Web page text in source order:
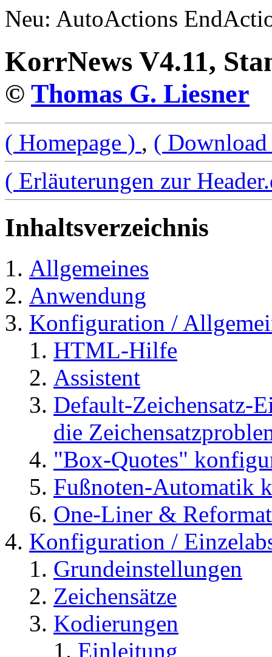
Neu: AutoActions
KorrNews V4.11,
© Thomas G. Liesner
( Homepage ) , (
( Erläuterungen zur
Inhaltsverzeichnis
Allgemeines
Anwendung
Konfiguration /
HTML-Hilfe
Assistent
Default-Zeichensatz-
die
"Box-Quotes"
Fußnoten-Automatik
One-Liner &
Konfiguration /
Grundeinstellungen
Zeichensätze
Kodierungen
Einleitung